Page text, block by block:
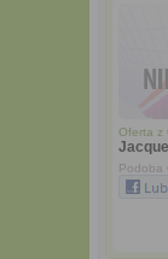
Oferta z
Podoba